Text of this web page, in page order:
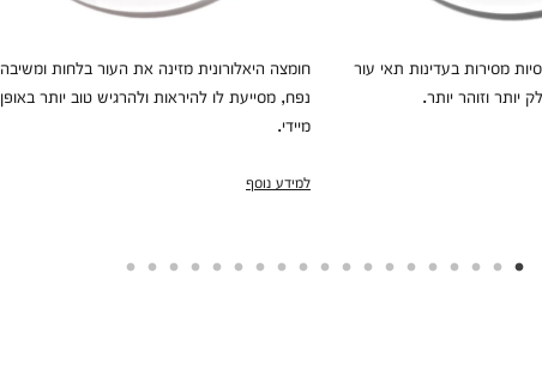
מסירות בעדינות תאי עור
וזוהר יותר.
חומצה היאלורונית מזינה את העור בלחות ומשיבה
נפח, מסייעת לו להיראות ולהרגיש טוב יותר באופן
מיידי.
למידע נוסף